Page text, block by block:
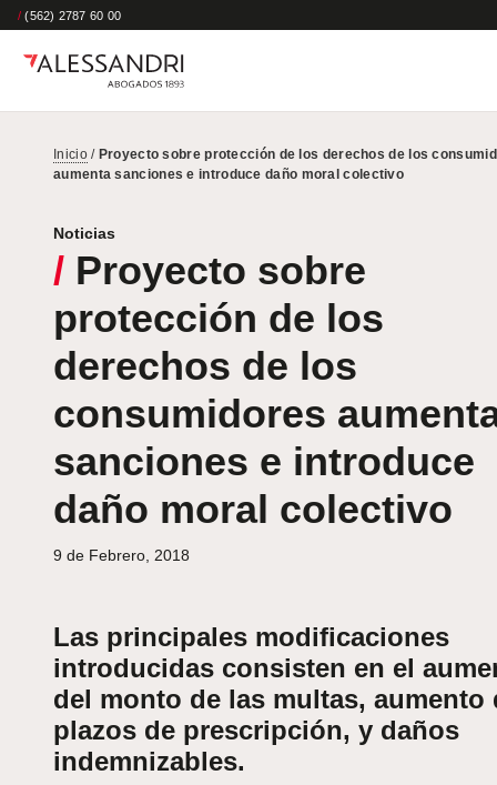
/ (562) 2787 60 00
Inicio/ Proyecto sobre protección de los derechos de los
aumenta sanciones e introduce daño moral colectivo
Noticias
/ Proyecto sobre
protección de los
derechos de los
consumidores
sanciones e introduce
daño moral colectivo
9 de Febrero, 2018
Las principales modificaciones
introducidas consisten en el
del monto de las multas, aumento
plazos de prescripción, y daños
indemnizables.